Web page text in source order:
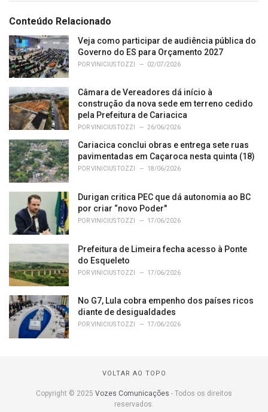
e
o
r
i
e
:
Conteúdo Relacionado
Veja como participar de audiência pública do
Governo do ES para Orçamento 2027
PORVINICIUS TOZZI 02/07/2026
Câmara de Vereadores dá início à
construção da nova sede em terreno cedido
pela Prefeitura de Cariacica
PORVINICIUS TOZZI 26/06/2026
Cariacica conclui obras e entrega sete ruas
pavimentadas em Caçaroca nesta quinta (18)
PORVINICIUS TOZZI 18/06/2026
Durigan critica PEC que dá autonomia ao BC
por criar “novo Poder"
PORVINICIUS TOZZI 17/06/2026
Prefeitura de Limeira fecha acesso à Ponte
do Esqueleto
PORVINICIUS TOZZI 17/06/2026
No G7, Lula cobra empenho dos países ricos
diante de desigualdades
PORVINICIUS TOZZI 17/06/2026
VOLTAR AO TOPO
Copyright © 2025 Vozes Comunicações - Todos os direitos
reservados.